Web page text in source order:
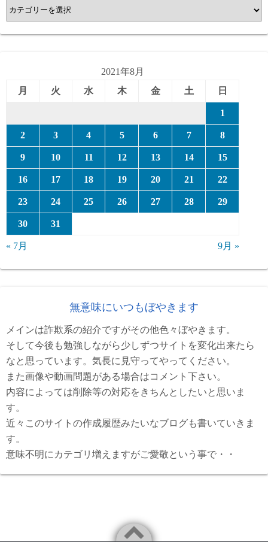
カ
テ
ゴ
2021年8月
月
火 水 木 金 土 日
1
2 3 4 5 6 7 8
9 10 11 12 13 14 15
16 17 18 19 20 21 22
23 24 25 26 27 28 29
30 31
« 7月 9月 »
無意味にいつもぼやきます
メインは詐欺系の紹介ですがその他色々ぼやきます。
そして今後も勉強しながら少しずつサイトを変化出来たら
なと思っています。気長に見守ってやってください。
また画像や動画問題がある場合はコメント下さい。
内容によっては削除等の対応をきちんとしたいと思いま
す。
近々このサイトの作成履歴みたいなブログも書いていきま
す。
意味不明にカテゴリ増えますがご愛敬という事で・・